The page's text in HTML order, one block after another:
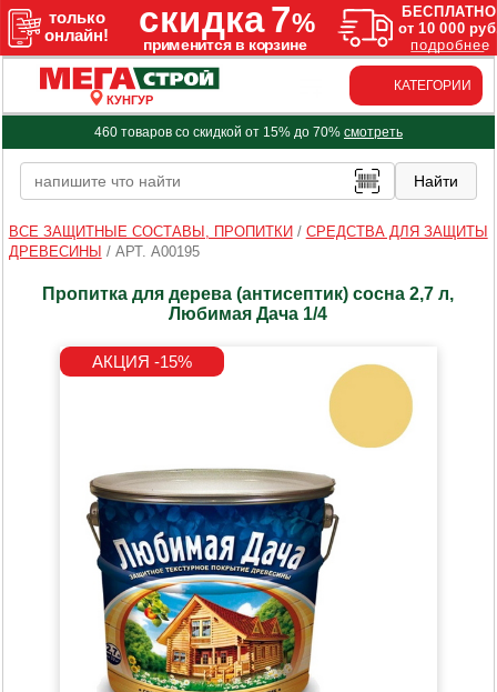
КУНГУР
КАТЕГОРИИ
460 товаров со скидкой от 15% до 70% смотреть
ВСЕ ЗАЩИТНЫЕ СОСТАВЫ, ПРОПИТКИ / СРЕДСТВА ДЛЯ ЗАЩИТЫ
ДРЕВЕСИНЫ / АРТ. A00195
Пропитка для дерева (антисептик) сосна 2,7 л,
Любимая Дача 1/4